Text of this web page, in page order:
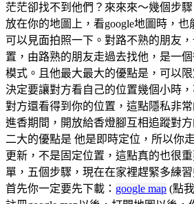
茫茫卻找不到他們？來來來～幾個步
放在你的地圖上，看google地圖時，也
可以見面拍照一下。對路不熟的朋友
置，由路熟的朋友走過去找他，是一
模式。且他最大最大的優點是，可以
決定要讓對方看自己的位置幾個小時
對方還看得到你的位置，這點隱私非
進香期間，開放給香燈腳互相追蹤對
二大的優點是 他是即時定位，所以你
更新，不是固定位置，這點真的也很
單，五個步驟，現在在家裡趕緊多練習
首先你一定要先下載： google map (點